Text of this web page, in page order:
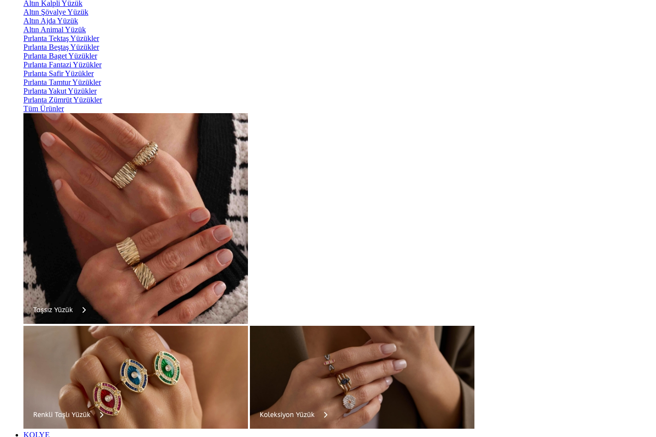
Altın Kalpli Yüzük
Altın Şövalye Yüzük
Altın Ajda Yüzük
Altın Animal Yüzük
Pırlanta Tektaş Yüzükler
Pırlanta Beştaş Yüzükler
Pırlanta Baget Yüzükler
Pırlanta Fantazi Yüzükler
Pırlanta Safir Yüzükler
Pırlanta Tamtur Yüzükler
Pırlanta Yakut Yüzükler
Pırlanta Zümrüt Yüzükler
Tüm Ürünler
KOLYE